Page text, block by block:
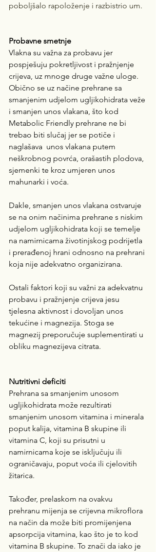
poboljšalo rapoloženje i razbistrio um.
Probavne smetnje
Vlakna su važna za probavu jer
pospješuju pokretljivost i pražnjenje
crijeva, uz mnoge druge važne uloge.
Obično se uz načine prehrane sa
smanjenim udjelom ugljikohidrata veže
i smanjen unos vlakana, što kod
Metabolic Friendly prehrane ne bi
trebao biti slučaj jer se potiče i
naglašava  unos vlakana putem
neškrobnog povrća, orašastih plodova,
sjemenki te kroz umjeren unos
mahunarki i voća.
Dakle, smanjen unos vlakana ostvaruje
se na onim načinima prehrane s niskim
udjelom ugljikohidrata koji se temelje
na namirnicama životinjskog podrijetla
i prerađenoj hrani odnosno na prehrani
koja nije adekvatno organizirana.
Ostali faktori koji su važni za adekvatnu
probavu i pražnjenje crijeva jesu
tjelesna aktivnost i dovoljan unos
tekućine i magnezija. Stoga se
magnezij preporučuje suplementirati u
obliku magnezijeva citrata.
Nutritivni deficiti
Prehrana sa smanjenim unosom
ugljikohidrata može rezultirati
smanjenim unosom vitamina i minerala
poput kalija, vitamina B skupine ili
vitamina C, koji su prisutni u
namirnicama koje se isključuju ili
ograničavaju, poput voća ili cjelovitih
žitarica.
Također, prelaskom na ovakvu
prehranu mijenja se crijevna mikroflora
na način da može biti promijenjena
apsorpcija vitamina, kao što je to kod
vitamina B skupine. To znači da iako je